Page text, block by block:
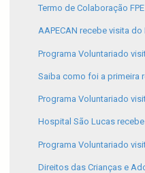
Termo de Colaboração
AAPECAN recebe visita
Programa Voluntariado
Saiba como foi a primeira
Programa Voluntariado
Hospital São Lucas
Programa Voluntariado
Direitos das Crianças e